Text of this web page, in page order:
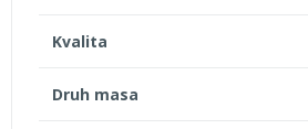
Kvalita
Druh masa